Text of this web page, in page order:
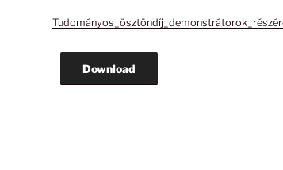
Download